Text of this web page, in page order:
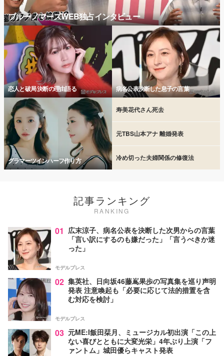
ブルーノマーズWEB独占インタビュー
恋人と破局 決断の理由語る 病名公表決断した息子の言葉
グラマーツインハーフ作り方
寿美花代さん死去
元TBS山本アナ 離婚発表
冷め切った夫婦関係の修復法
記事ランキング
RANKING
01 広末涼子、病名公表を決断した次男からの言葉
「言い訳にするのも嫌だった」「言うべきか迷
った」
モデルプレス
02 集英社、日向坂46藤嶌果歩の写真集を巡り声明
発表 注意喚起も「必要に応じて法的措置を含
む対応を検討」
モデルプレス
03 元ME:I飯田栞月、ミュージカル初出演「この上
ない喜びとともに大変光栄」4年ぶり上演「フ
ァントム」城田優らキャスト発表